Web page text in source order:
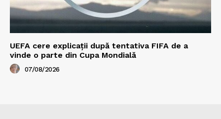
UEFA cere explicații după tentativa FIFA de a
vinde o parte din Cupa Mondială
07/08/2026